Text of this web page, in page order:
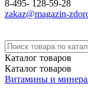
8-495- 128-59-28
zakaz@magazin-
Каталог товаров
Каталог товаров
Витамины и